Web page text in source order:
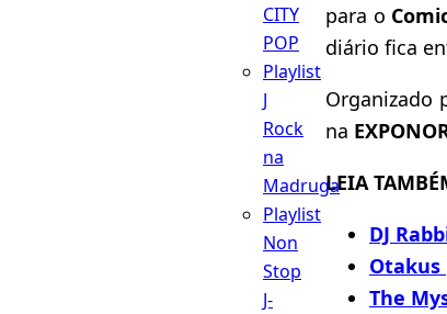
CITY
POP
Playlist
J
Rock
na
Madruga
Playlist
Non
Stop
J-
para o
diário fica
Organizado
na
LEIA
DJ
Otakus
The